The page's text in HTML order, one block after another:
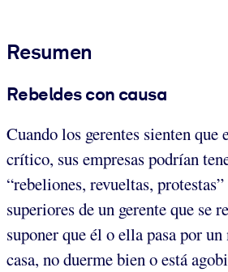
Resumen
Rebeldes con causa
Cuando los gerentes sienten que
crítico, sus empresas podrían
“rebeliones, revueltas,
superiores de un gerente que se
suponer que él o ella pasa por
casa, no duerme bien o está